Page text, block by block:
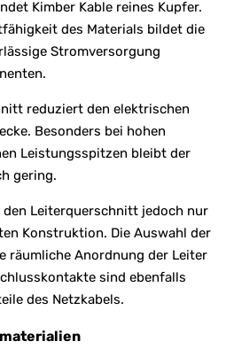
Kimber Kable reines Kupfer.
des Materials bildet die
Stromversorgung
reduziert den elektrischen
Besonders bei hohen
Leistungsspitzen bleibt der
gering.
den Leiterquerschnitt jedoch nur
Konstruktion. Die Auswahl der
räumliche Anordnung der Leiter
sind ebenfalls
des Netzkabels.